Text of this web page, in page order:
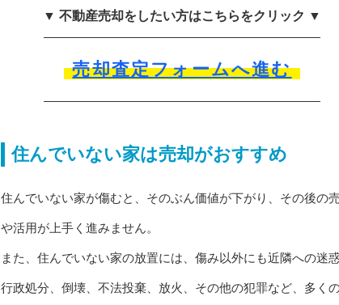
▼ 不動産売却をしたい方はこちらをクリック ▼
売却査定フォームへ進む
住んでいない家は売却がおすすめ
住んでいない家が傷むと、そのぶん価値が下がり、その後の
や活用が上手く進みません。
また、住んでいない家の放置には、傷み以外にも近隣への迷
行政処分、倒壊、不法投棄、放火、その他の犯罪など、多く